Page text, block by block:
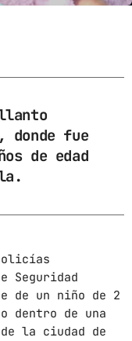
donde fue
de edad
Seguridad
de un niño de 2
dentro de una
la ciudad de